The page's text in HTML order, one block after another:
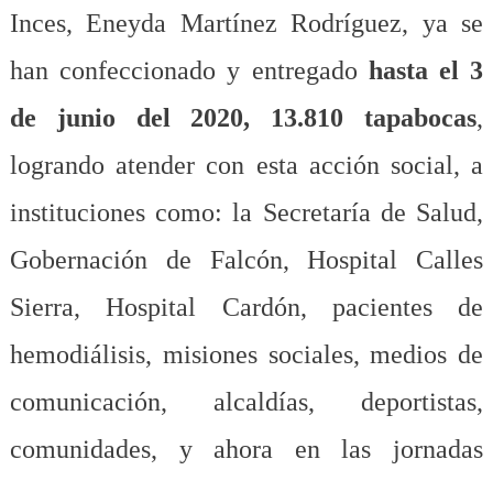
Inces, Eneyda Martínez Rodríguez, ya se
han confeccionado y entregado hasta el 3
de junio del 2020, 13.810 tapabocas,
logrando atender con esta acción social, a
instituciones como: la Secretaría de Salud,
Gobernación de Falcón, Hospital Calles
Sierra, Hospital Cardón, pacientes de
hemodiálisis, misiones sociales, medios de
comunicación, alcaldías, deportistas,
comunidades, y ahora en las jornadas